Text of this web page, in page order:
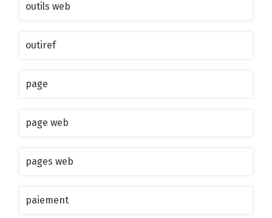
outils web
outiref
page
page web
pages web
paiement